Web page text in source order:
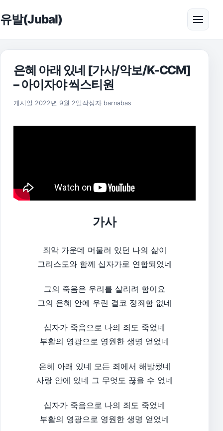
유발(Jubal) 메뉴
은혜 아래 있네 [가사/악보/K-CCM]
– 아이자야 씩스티원
게시일 2022년 9월 2일 2025년 11월 18일
작성자 barnabas
가사
죄악 가운데 머물러 있던 나의 삶이
그리스도와 함께 십자가로 연합되었네
그의 죽음은 우리를 살리려 함이요
그의 은혜 안에 우린 결코 정죄함 없네
십자가 죽음으로 나의 죄도 죽었네
부활의 영광으로 영원한 생명 얻었네
은혜 아래 있네 모든 죄에서 해방됐네
사랑 안에 있네 그 무엇도 끊을 수 없네
십자가 죽음으로 나의 죄도 죽었네
부활의 영광으로 영원한 생명 얻었네